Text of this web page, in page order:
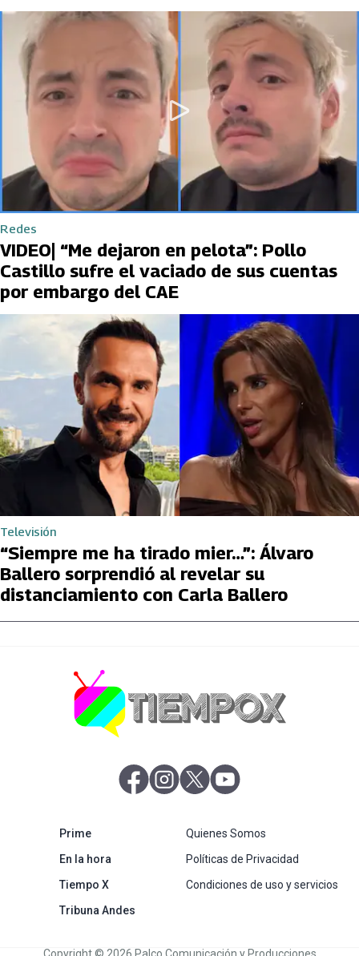
Redes
VIDEO| “Me dejaron en pelota”: Pollo
Castillo sufre el vaciado de sus cuentas
por embargo del CAE
Televisión
“Siempre me ha tirado mier…”: Álvaro
Ballero sorprendió al revelar su
distanciamiento con Carla Ballero
abre en nueva pestaña
abre en nueva pestaña
abre en nueva pestaña
Primeabre en nueva pestaña
En la horaabre en nueva pestaña
Tiempo X
Tribuna Andesabre en nueva pestaña
Quienes Somos
Políticas de Privacidad
Condiciones de uso y servicios
Copyright © 2026 Palco Comunicación y Producciones